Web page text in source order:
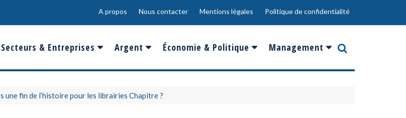
A propos Nous contacter Mentions légales Politique de confidentialité
Secteurs & Entreprises
Banques & Finances
Conso & Distrib
Argent
Salaire
Sport
Économie & Politique
France
Management
Innovation
une fin de l’histoire pour les librairies Chapitre ?